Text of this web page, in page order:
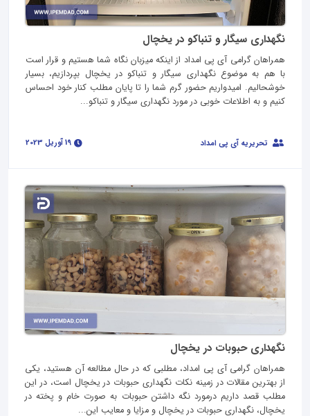
نگهداری سیگار و تنباکو در یخچال
همراهان گرامی آی پی امداد از اینکه میزبان نگاه شما هستیم و قرار است
با هم به موضوع نگهداری سیگار و تنباکو در یخچال بپردازیم، بسیار
خوشحالیم. امیدواریم حضور گرم شما را تا پایان مطلب کنار خود احساس
کنیم و به اطلاعات خوبی در مورد نگهداری سیگار و تنباکو...
تحریریه آی پی امداد
نگهداری حبوبات در یخچال
همراهان گرامی آی پی امداد، مطلبی که در حال مطالعه آن هستید، یکی
از بهترین مقالات در زمینه نکات نگهداری حبوبات در یخچال است، در این
مطلب قصد داریم درمورد نگه داشتن حبوبات به صورت خام و پخته در
یخچال، نگهداری حبوبات در یخچال و مزایا و معایب این...